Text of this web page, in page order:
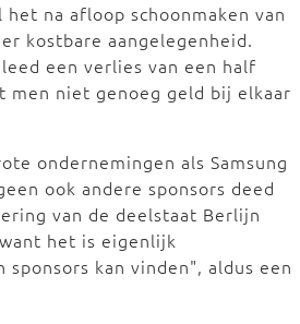
na afloop schoonmaken van
kostbare aangelegenheid.
een verlies van een half
men niet genoeg geld bij elkaar
ondernemingen als Samsung
ook andere sponsors deed
van de deelstaat Berlijn
het is eigenlijk
kan vinden", aldus een